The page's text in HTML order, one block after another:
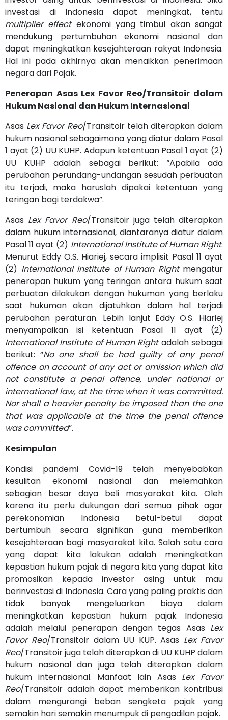
investasi di Indonesia dapat meningkat, tentu
multiplier effectekonomi yang timbul akan sangat
mendukung pertumbuhan ekonomi nasional dan
dapat meningkatkan kesejahteraan rakyat Indonesia.
Hal ini pada akhirnya akan menaikkan penerimaan
negara dari Pajak.
Penerapan Asas Lex Favor Reo/Transitoir dalam
Hukum Nasional dan Hukum Internasional
Asas Lex Favor Reo/Transitoir telah diterapkan dalam
hukum nasional sebagaimana yang diatur dalam Pasal
1 ayat (2) UU KUHP. Adapun ketentuan Pasal 1 ayat (2)
UU KUHP adalah sebagai berikut: “Apabila ada
perubahan perundang-undangan sesudah perbuatan
itu terjadi, maka haruslah dipakai ketentuan yang
teringan bagi terdakwa”.
Asas Lex Favor Reo/Transitoir juga telah diterapkan
dalam hukum internasional, diantaranya diatur dalam
Pasal 11 ayat (2) International Institute of Human Right.
Menurut Eddy O.S. Hiariej, secara implisit Pasal 11 ayat
(2) International Institute of Human Rightmengatur
penerapan hukum yang teringan antara hukum saat
perbuatan dilakukan dengan hukuman yang berlaku
saat hukuman akan dijatuhkan dalam hal terjadi
perubahan peraturan. Lebih lanjut Eddy O.S. Hiariej
menyampaikan isi ketentuan Pasal 11 ayat (2)
International Institute of Human Rightadalah sebagai
berikut: “No one shall be had guilty of any penal
offence on account of any act or omission which did
not constitute a penal offence, under national or
international law, at the time when it was committed.
Nor shall a heavier penalty be imposed than the one
that was applicable at the time the penal offence
was committed”.
Kesimpulan
Kondisi pandemi Covid-19 telah menyebabkan
kesulitan ekonomi nasional dan melemahkan
sebagian besar daya beli masyarakat kita. Oleh
karena itu perlu dukungan dari semua pihak agar
perekonomian Indonesia betul-betul dapat
bertumbuh secara signifikan guna memberikan
kesejahteraan bagi masyarakat kita. Salah satu cara
yang dapat kita lakukan adalah meningkatkan
kepastian hukum pajak di negara kita yang dapat kita
promosikan kepada investor asing untuk mau
berinvestasi di Indonesia. Cara yang paling praktis dan
tidak banyak mengeluarkan biaya dalam
meningkatkan kepastian hukum pajak Indonesia
adalah melalui penerapan dengan tegas Asas Lex
Favor Reo/Transitoir dalam UU KUP. Asas Lex Favor
Reo/Transitoir juga telah diterapkan di UU KUHP dalam
hukum nasional dan juga telah diterapkan dalam
hukum internasional. Manfaat lain Asas Lex Favor
Reo/Transitoir adalah dapat memberikan kontribusi
dalam mengurangi beban sengketa pajak yang
semakin hari semakin menumpuk di pengadilan pajak.